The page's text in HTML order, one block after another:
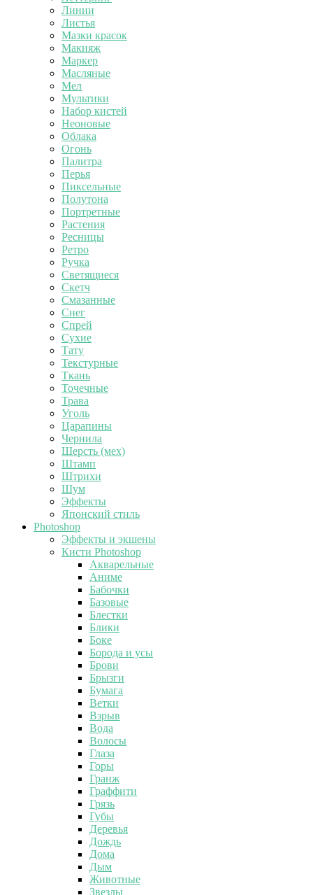
Линии
Листья
Мазки красок
Макияж
Маркер
Масляные
Мел
Мультики
Набор кистей
Неоновые
Облака
Огонь
Палитра
Перья
Пиксельные
Полутона
Портретные
Растения
Ресницы
Ретро
Ручка
Светящиеся
Скетч
Смазанные
Снег
Спрей
Сухие
Тату
Текстурные
Ткань
Точечные
Трава
Уголь
Царапины
Чернила
Шерсть (мех)
Штамп
Штрихи
Шум
Эффекты
Японский стиль
Photoshop
Эффекты и экшены
Кисти Photoshop
Акварельные
Аниме
Бабочки
Базовые
Блестки
Блики
Боке
Борода и усы
Брови
Брызги
Бумага
Ветки
Взрыв
Вода
Волосы
Глаза
Горы
Гранж
Граффити
Грязь
Губы
Деревья
Дождь
Дома
Дым
Животные
Звезды